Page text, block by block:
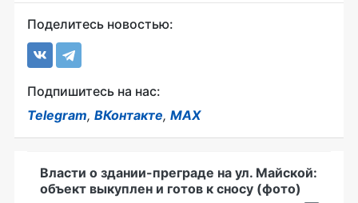
Поделитесь новостью:
Подпишитесь на нас:
Telegram, ВКонтакте, MAX
Власти о здании-преграде на ул. Майской:
объект выкуплен и готов к сносу (фото)